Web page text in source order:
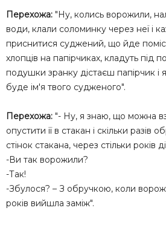
Перехожа: "Ну, колись ворожили,
води, клали соломинку через неї і
приснитися суджений, що йде
хлопців на папірчиках, кладуть під
подушки зранку дістаєш папірчик і
буде ім'я твого судженого".
Перехожа: "- Ну, я знаю, що можна
опустити її в стакан і скільки разів
стінок стакана, через стільки років
-Ви так ворожили?
-Так!
-Збулося? – З обручкою, коли
років вийшла заміж".